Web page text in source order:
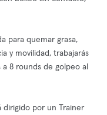
para quemar grasa,
y movilidad, trabajarás
8 rounds de golpeo al
por un Trainer